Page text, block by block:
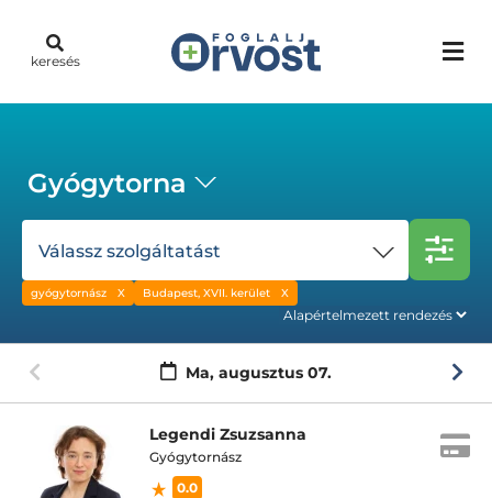
keresés
Gyógytorna
Válassz szolgáltatást
gyógytornász Budapest, XVII. kerület
Ma, augusztus 07.
Legendi Zsuzsanna
Gyógytornász
0.0